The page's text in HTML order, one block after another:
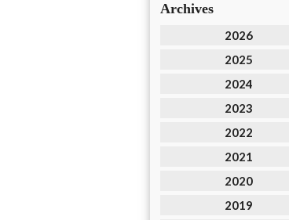
Archives
2026
2025
2024
2023
2022
2021
2020
2019